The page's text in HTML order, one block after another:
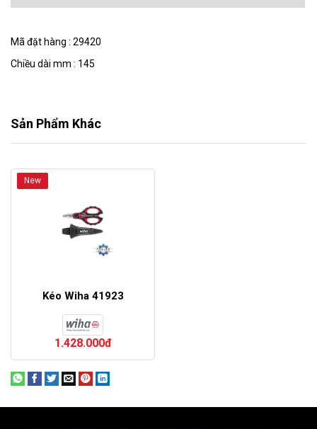
Mã đặt hàng : 29420
Chiều dài mm : 145
Sản Phẩm Khác
New
Kéo Wiha 41923
1.428.000đ